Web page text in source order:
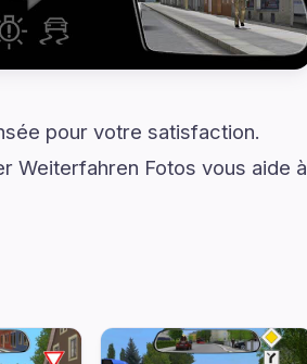
pour votre satisfaction.
Weiterfahren Fotos vous aide à